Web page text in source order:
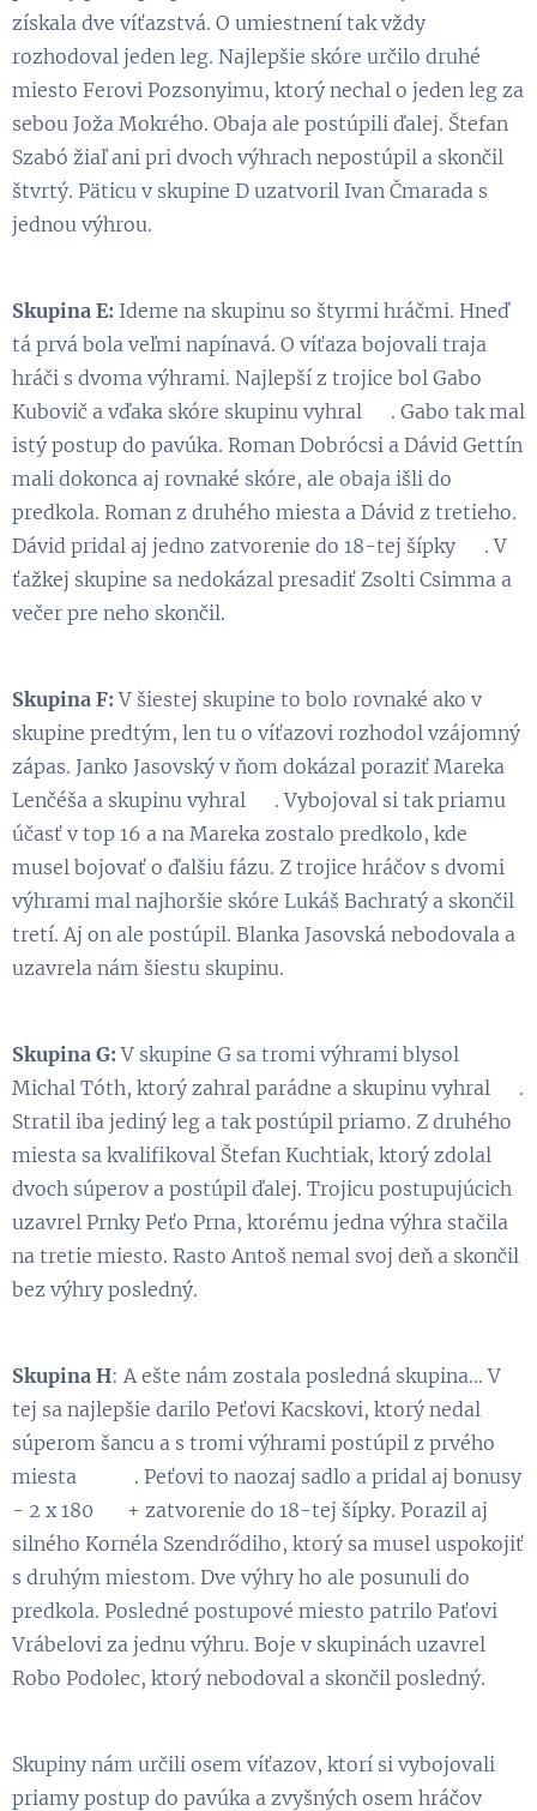
získala dve víťazstvá. O umiestnení tak vždy
rozhodoval jeden leg. Najlepšie skóre určilo druhé
miesto Ferovi Pozsonyimu, ktorý nechal o jeden leg za
sebou Joža Mokrého. Obaja ale postúpili ďalej. Štefan
Szabó žiaľ ani pri dvoch výhrach nepostúpil a skončil
štvrtý. Päticu v skupine D uzatvoril Ivan Čmarada s
jednou výhrou.
Skupina E: Ideme na skupinu so štyrmi hráčmi. Hneď
tá prvá bola veľmi napínavá. O víťaza bojovali traja
hráči s dvoma výhrami. Najlepší z trojice bol Gabo
Kubovič a vďaka skóre skupinu vyhral 😃. Gabo tak mal
istý postup do pavúka. Roman Dobrócsi a Dávid Gettín
mali dokonca aj rovnaké skóre, ale obaja išli do
predkola. Roman z druhého miesta a Dávid z tretieho.
Dávid pridal aj jedno zatvorenie do 18-tej šípky 💪. V
ťažkej skupine sa nedokázal presadiť Zsolti Csimma a
večer pre neho skončil.
Skupina F:V šiestej skupine to bolo rovnaké ako v
skupine predtým, len tu o víťazovi rozhodol vzájomný
zápas. Janko Jasovský v ňom dokázal poraziť Mareka
Lenčéša a skupinu vyhral 💪. Vybojoval si tak priamu
účasť v top 16 a na Mareka zostalo predkolo, kde
musel bojovať o ďalšiu fázu. Z trojice hráčov s dvomi
výhrami mal najhoršie skóre Lukáš Bachratý a skončil
tretí. Aj on ale postúpil. Blanka Jasovská nebodovala a
uzavrela nám šiestu skupinu.
Skupina G: V skupine G sa tromi výhrami blysol
Michal Tóth, ktorý zahral parádne a skupinu vyhral 😃.
Stratil iba jediný leg a tak postúpil priamo. Z druhého
miesta sa kvalifikoval Štefan Kuchtiak, ktorý zdolal
dvoch súperov a postúpil ďalej. Trojicu postupujúcich
uzavrel Prnky Peťo Prna, ktorému jedna výhra stačila
na tretie miesto. Rasto Antoš nemal svoj deň a skončil
bez výhry posledný.
Skupina H: A ešte nám zostala posledná skupina… V
tej sa najlepšie darilo Peťovi Kacskovi, ktorý nedal
súperom šancu a s tromi výhrami postúpil z prvého
miesta 👏 😉. Peťovi to naozaj sadlo a pridal aj bonusy
- 2 x 180 😁 + zatvorenie do 18-tej šípky. Porazil aj
silného Kornéla Szendrődiho, ktorý sa musel uspokojiť
s druhým miestom. Dve výhry ho ale posunuli do
predkola. Posledné postupové miesto patrilo Paťovi
Vrábelovi za jednu výhru. Boje v skupinách uzavrel
Robo Podolec, ktorý nebodoval a skončil posledný.
Skupiny nám určili osem víťazov, ktorí si vybojovali
priamy postup do pavúka a zvyšných osem hráčov